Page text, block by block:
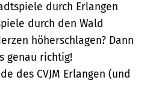
durch Erlangen
durch den Wald
höherschlagen? Dann
genau richtig!
des CVJM Erlangen (und